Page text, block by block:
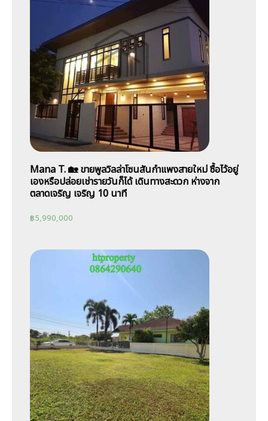
Mana T. 🏡 ขายพูลวิลล่าโซนสันกำแพงสายใหม่ ซื้อไว้อยู่
เองหรือปล่อยเช่ารายวันก็ได้ เดินทางสะดวก ห่างจาก
ตลาดเจริญ เจริญ 10 นาที
฿5,990,000